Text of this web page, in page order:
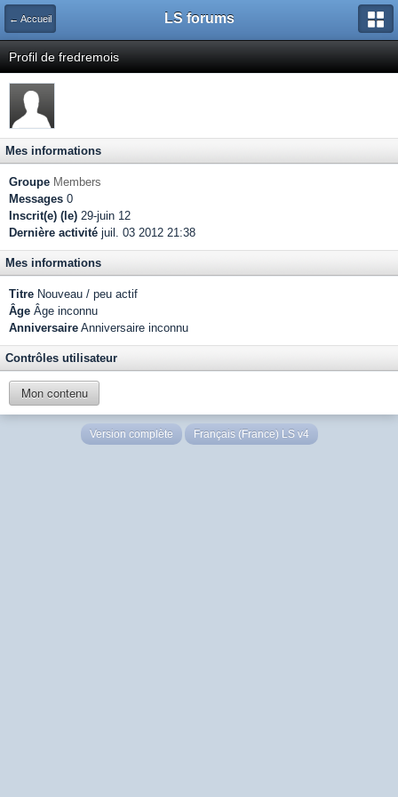
← Accueil LS forums
Profil de fredremois
Mes informations
Groupe Members
Messages 0
Inscrit(e) (le) 29-juin 12
Dernière activité juil. 03 2012 21:38
Mes informations
Titre Nouveau / peu actif
Âge Âge inconnu
Anniversaire Anniversaire inconnu
Contrôles utilisateur
Mon contenu
Version complète Français (France) LS v4